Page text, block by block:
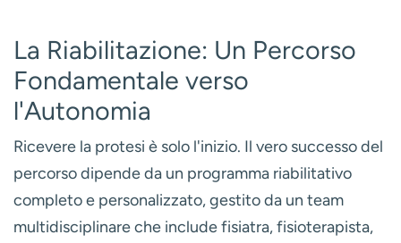
La Riabilitazione: Un Percorso
Fondamentale verso
l'Autonomia
Ricevere la protesi è solo l'inizio. Il vero successo del
percorso dipende da un programma riabilitativo
completo e personalizzato, gestito da un team
multidisciplinareche include fisiatra, fisioterapista,